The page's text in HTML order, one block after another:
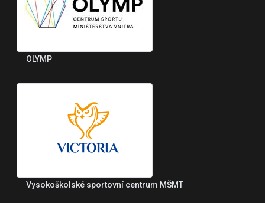
OLYMP
Vysokoškolské sportovní centrum MŠMT